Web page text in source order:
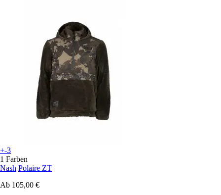
+-3
1 Farben
Nash Polaire ZT
Ab 105,00 €